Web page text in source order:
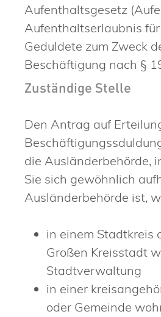
Aufenthaltsgesetz
Aufenthaltserlaubnis
Geduldete zum Zweck
Beschäftigung nach §
Zuständige Stelle
Den Antrag auf
die Ausländerbehörde,
Sie sich gewöhnlich
Ausländerbehörde ist,
in einem Stadtkreis
Großen Kreisstadt
Stadtverwaltung
in einer
oder Gemeinde